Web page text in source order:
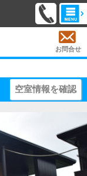
お問合せ
空室情報を確認